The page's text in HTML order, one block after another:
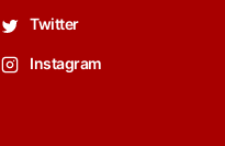
Twitter
Instagram